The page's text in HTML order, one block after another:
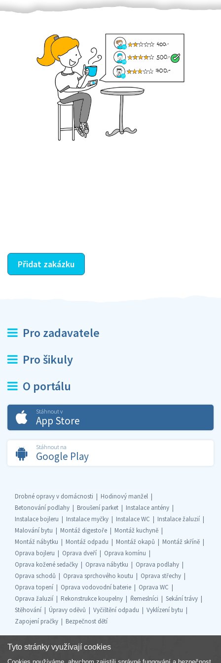
Přidat zakázku
Pro zadavatele
Pro šikuly
O portálu
Stáhnout v
App Store
Stáhnout na
Google Play
Drobné opravy v domácnosti
Hodinový manžel
Betonování podlahy
Broušení parket
Instalace antény
Instalace bojleru
Instalace myčky Instalace WC
Instalace žaluzií
Malování bytu
Montáž digestoře
Montáž kuchyně
Montáž nábytku
Montáž odpadu Montáž okapů
Montáž skříně
Oprava bojleru
Oprava dveří
Oprava komínu
Oprava kožené sedačky
Oprava nábytku
Oprava podlahy
Oprava schodů
Oprava sprchového koutu
Oprava střechy
Oprava topení
Oprava vodovodní baterie
Oprava WC
Oprava žaluzií
Rekonstrukce koupelny Řemeslníci
Sekání trávy
Stěhování
Úpravy oděvů Vyčištění odpadu
Vyklízení bytu
Zapojení pračky
Bezpečnost dětí
Tyto stránky využívají cookies